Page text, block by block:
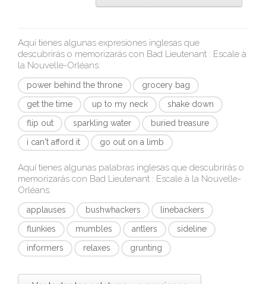
Aquí tienes algunas expresiones inglesas que
descubrirás o memorizarás con Bad Lieutenant : Escale à
la Nouvelle-Orléans:
power behind the throne
grocery bag
get the time
up to my neck
shake down
flip out
sparkling water
buried treasure
i can't afford it
go out on a limb
Aquí tienes algunas palabras inglesas que descubrirás o
memorizarás con Bad Lieutenant : Escale à la Nouvelle-
Orléans:
applauses bushwhackers
linebackers
flunkies
mumbles antlers
sideline
informers
relaxes grunting